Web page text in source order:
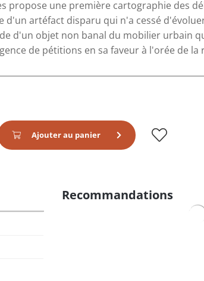
propose une première cartographie des
d'un artéfact disparu qui n'a cessé
d'un objet non banal du mobilier urbain
de pétitions en sa faveur à l'orée de la
Ajouter au panier
Recommandations